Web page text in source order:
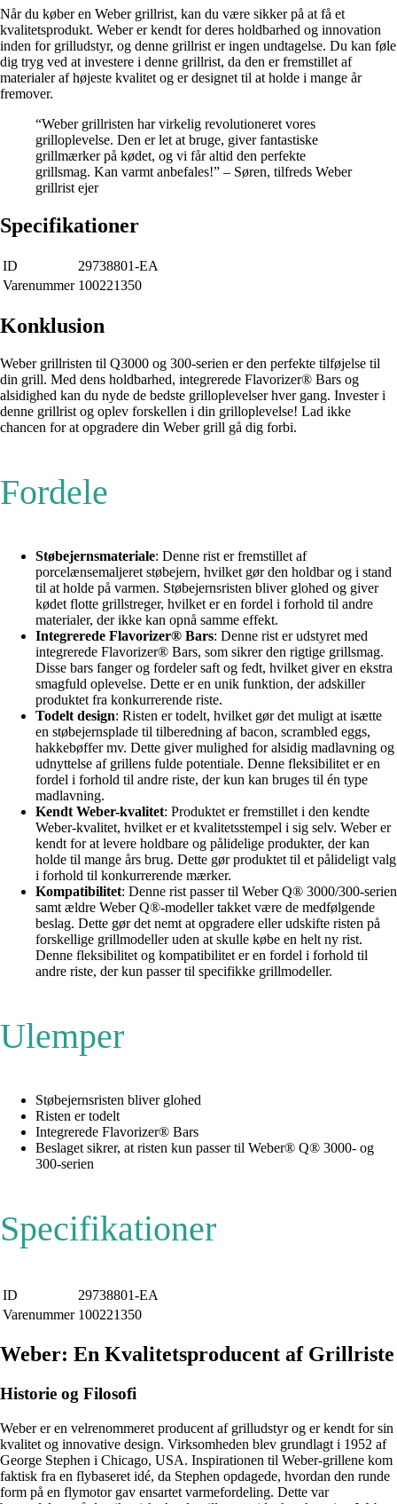
Når du køber en Weber grillrist, kan du være sikker på at få et
kvalitetsprodukt. Weber er kendt for deres holdbarhed og innovation
inden for grilludstyr, og denne grillrist er ingen undtagelse. Du kan føle
dig tryg ved at investere i denne grillrist, da den er fremstillet af
materialer af højeste kvalitet og er designet til at holde i mange år
fremover.
“Weber grillristen har virkelig revolutioneret vores
grilloplevelse. Den er let at bruge, giver fantastiske
grillmærker på kødet, og vi får altid den perfekte
grillsmag. Kan varmt anbefales!” – Søren, tilfreds Weber
grillrist ejer
Specifikationer
ID
29738801-EA
Varenummer 100221350
Konklusion
Weber grillristen til Q3000 og 300-serien er den perfekte tilføjelse til
din grill. Med dens holdbarhed, integrerede Flavorizer® Bars og
alsidighed kan du nyde de bedste grilloplevelser hver gang. Invester i
denne grillrist og oplev forskellen i din grilloplevelse! Lad ikke
chancen for at opgradere din Weber grill gå dig forbi.
Fordele
Støbejernsmateriale: Denne rist er fremstillet af
porcelænsemaljeret støbejern, hvilket gør den holdbar og i stand
til at holde på varmen. Støbejernsristen bliver glohed og giver
kødet flotte grillstreger, hvilket er en fordel i forhold til andre
materialer, der ikke kan opnå samme effekt.
Integrerede Flavorizer® Bars: Denne rist er udstyret med
integrerede Flavorizer® Bars, som sikrer den rigtige grillsmag.
Disse bars fanger og fordeler saft og fedt, hvilket giver en ekstra
smagfuld oplevelse. Dette er en unik funktion, der adskiller
produktet fra konkurrerende riste.
Todelt design: Risten er todelt, hvilket gør det muligt at isætte
en støbejernsplade til tilberedning af bacon, scrambled eggs,
hakkebøffer mv. Dette giver mulighed for alsidig madlavning og
udnyttelse af grillens fulde potentiale. Denne fleksibilitet er en
fordel i forhold til andre riste, der kun kan bruges til én type
madlavning.
Kendt Weber-kvalitet: Produktet er fremstillet i den kendte
Weber-kvalitet, hvilket er et kvalitetsstempel i sig selv. Weber er
kendt for at levere holdbare og pålidelige produkter, der kan
holde til mange års brug. Dette gør produktet til et pålideligt valg
i forhold til konkurrerende mærker.
Kompatibilitet: Denne rist passer til Weber Q® 3000/300-serien
samt ældre Weber Q®-modeller takket være de medfølgende
beslag. Dette gør det nemt at opgradere eller udskifte risten på
forskellige grillmodeller uden at skulle købe en helt ny rist.
Denne fleksibilitet og kompatibilitet er en fordel i forhold til
andre riste, der kun passer til specifikke grillmodeller.
Ulemper
Støbejernsristen bliver glohed
Risten er todelt
Integrerede Flavorizer® Bars
Beslaget sikrer, at risten kun passer til Weber® Q® 3000- og
300-serien
Specifikationer
ID
29738801-EA
Varenummer 100221350
Weber: En Kvalitetsproducent af Grillriste
Historie og Filosofi
Weber er en velrenommeret producent af grilludstyr og er kendt for sin
kvalitet og innovative design. Virksomheden blev grundlagt i 1952 af
George Stephen i Chicago, USA. Inspirationen til Weber-grillene kom
faktisk fra en flybaseret idé, da Stephen opdagede, hvordan den runde
form på en flymotor gav ensartet varmefordeling. Dette var